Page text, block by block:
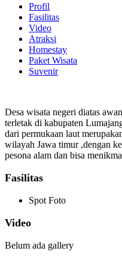
Profil
Fasilitas
Video
Atraksi
Homestay
Paket Wisata
Suvenir
Desa wisata negeri diatas
terletak di kabupaten
dari permukaan laut
wilayah Jawa timur ,dengan
pesona alam dan bisa
Fasilitas
Spot Foto
Video
Belum ada gallery